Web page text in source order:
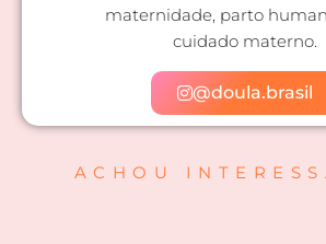
maternidade, parto
cuidado materno.
@doula.brasil
ACHOU